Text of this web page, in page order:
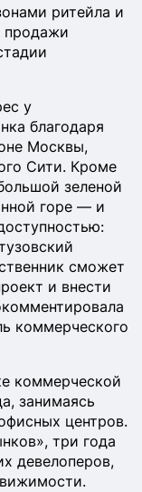
ритейла и
продажи
у
благодаря
Москвы,
Сити. Кроме
зеленой
горе — и
сможет
и внести
коммерческого
коммерческой
занимаясь
центров.
три года
девелоперов,